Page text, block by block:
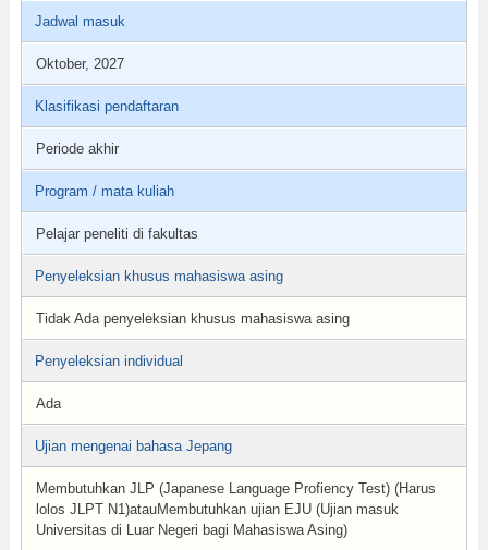
Jadwal masuk
Oktober, 2027
Klasifikasi pendaftaran
Periode akhir
Program / mata kuliah
Pelajar peneliti di fakultas
Penyeleksian khusus mahasiswa asing
Tidak Ada penyeleksian khusus mahasiswa asing
Penyeleksian individual
Ada
Ujian mengenai bahasa Jepang
Membutuhkan JLP (Japanese Language Profiency Test) (Harus
lolos JLPT N1)atauMembutuhkan ujian EJU (Ujian masuk
Universitas di Luar Negeri bagi Mahasiswa Asing)